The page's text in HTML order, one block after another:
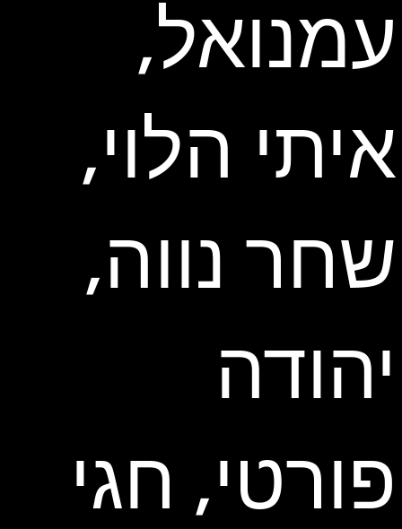
עמנואל,
איתי הלוי,
שחר נווה,
יהודה
פורטי, חגי